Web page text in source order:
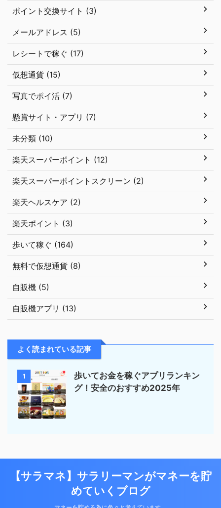
ポイント交換サイト (3)
メールアドレス (5)
レシートで稼ぐ (17)
仮想通貨 (15)
写真でポイ活 (7)
懸賞サイト・アプリ (7)
未分類 (10)
楽天スーパーポイント (12)
楽天スーパーポイントスクリーン (2)
楽天ヘルスケア (2)
楽天ポイント (3)
歩いて稼ぐ (164)
無料で仮想通貨 (8)
自販機 (5)
自販機アプリ (13)
よく読まれている記事
1
歩いてお金を稼ぐアプリランキン
グ！安全のおすすめ2025年
【サラマネ】サラリーマンがマネーを貯
めていくブログ